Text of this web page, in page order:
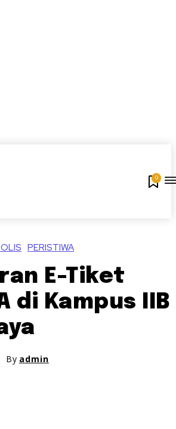
0
PERISTIWA
E-Tiket
di Kampus IIB
By admin